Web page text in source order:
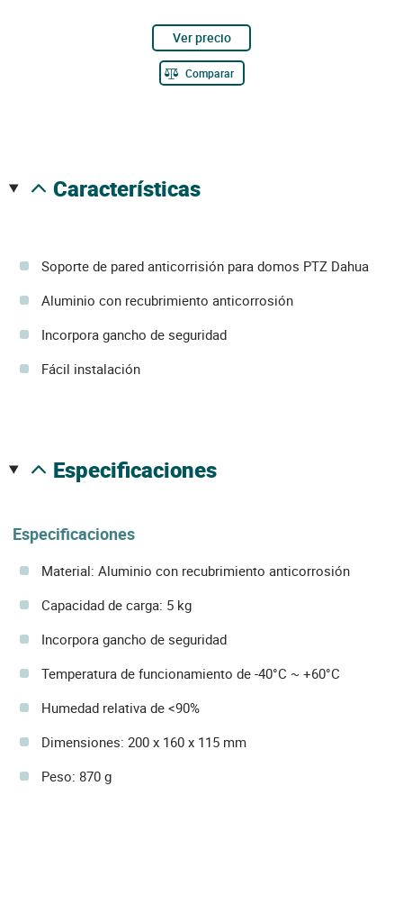
Ver precio
Comparar
características
Soporte de pared anticorrisión para domos PTZ Dahua
Aluminio con recubrimiento anticorrosión
Incorpora gancho de seguridad
Fácil instalación
especificaciones
Especificaciones
Material: Aluminio con recubrimiento anticorrosión
Capacidad de carga: 5 kg
Incorpora gancho de seguridad
Temperatura de funcionamiento de -40°C ~ +60°C
Humedad relativa de <90%
Dimensiones: 200 x 160 x 115 mm
Peso: 870 g